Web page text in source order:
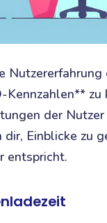
Kennzahlen**
der
dir, Einblicke zu
entspricht.